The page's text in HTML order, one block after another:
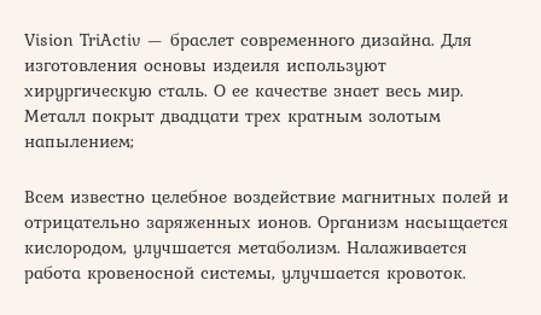
Vision TriActiv — браслет современного дизайна. Для
изготовления основы издеиля используют
хирургическую сталь. О ее качестве знает весь мир.
Металл покрыт двадцати трех кратным золотым
напылением;
Всем известно целебное воздействие магнитных полей и
отрицательно заряженных ионов. Организм насыщается
кислородом, улучшается метаболизм. Налаживается
работа кровеносной системы, улучшается кровоток.